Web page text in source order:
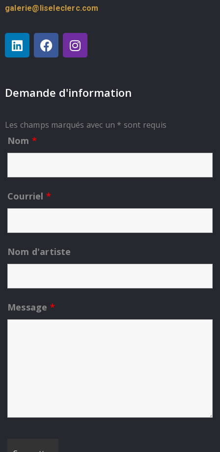
galerie@liseleclerc.com
Demande d'information
Les champs marqués avec un * sont requis
Nom *
Courriel *
Nom d'artiste
Message *